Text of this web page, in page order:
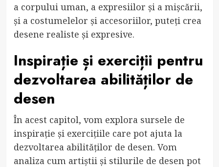
a corpului uman, a expresiilor și a mișcării,
și a costumelelor și accesoriilor, puteți crea
desene realiste și expresive.
Inspirație și exerciții pentru
dezvoltarea abilităților de
desen
În acest capitol, vom explora sursele de
inspirație și exercițiile care pot ajuta la
dezvoltarea abilităților de desen. Vom
analiza cum artiștii și stilurile de desen pot